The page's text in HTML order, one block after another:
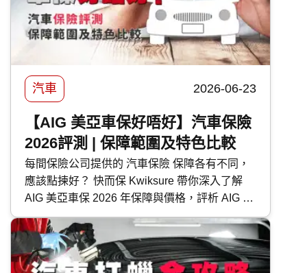
汽車 2026-06-23
【AIG 美亞車保好唔好】汽車保險
2026評測 | 保障範圍及特色比較
每間保險公司提供的 汽車保險 保障各有不同，
應該點揀好？ 快而保 Kwiksure 帶你深入了解
AIG 美亞車保 2026 年保障與價格，評析 AIG 美
亞 汽車保險 優缺點，助你選擇最適合的車保方
案。